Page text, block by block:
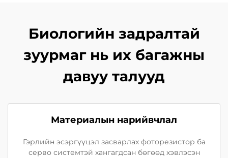
Биологийн задралтай
зуурмаг нь их багажны
давуу талууд
Материалын нарийвчлал
Гэрлийн эсэргүүцэл засварлах фоторезистор ба
серво системтэй хангагдсан бөгөөд хэвлэсэн